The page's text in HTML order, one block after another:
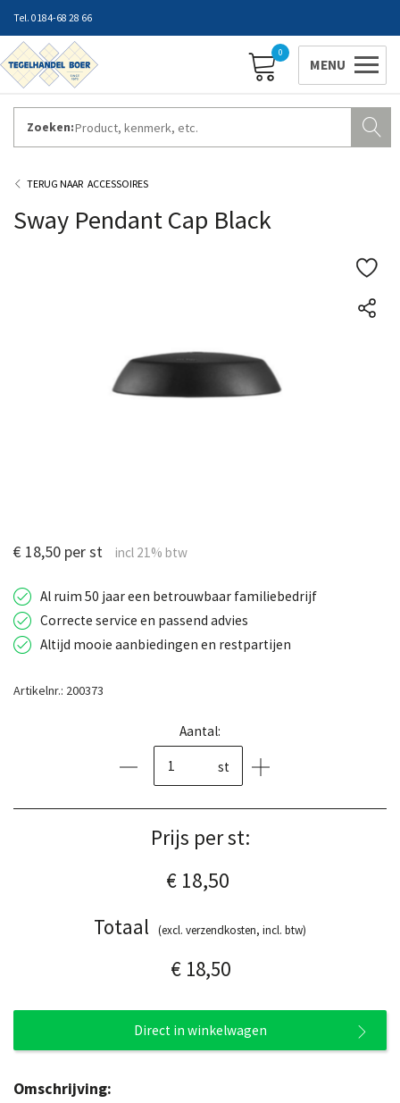
0184-68 28 66
0
Zoeken:
ZAKELIJK INLOGGEN
ACCESSOIRES
Sway Pendant Cap Black
€ 18,50 per st
Al ruim 50 jaar een betrouwbaar familiebedrijf
Correcte service en passend advies
Altijd mooie aanbiedingen en restpartijen
Artikelnr.: 200373
Aantal:
st
Prijs per st:
€ 18,50
Totaal
(excl. verzendkosten, incl. btw)
€ 18,50
Direct in winkelwagen
Omschrijving: